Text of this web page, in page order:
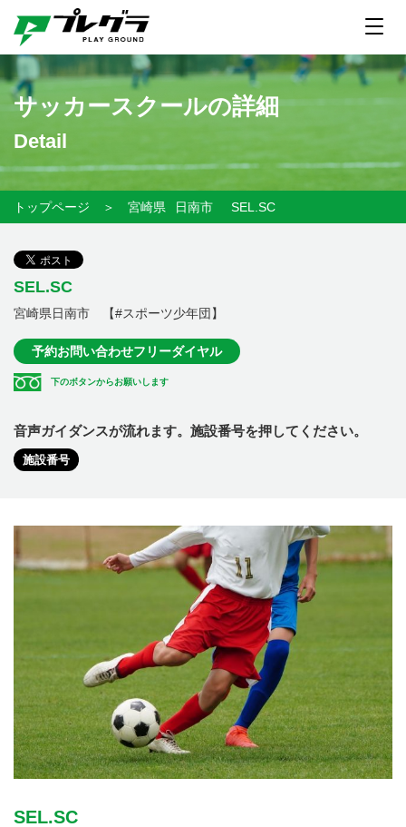
サッカースクールの詳細
Detail
トップページ ＞ 宮崎県 日南市 SEL.SC
SEL.SC
宮崎県日南市 【#スポーツ少年団】
予約お問い合わせフリーダイヤル
下のボタンからお願いします
音声ガイダンスが流れます。施設番号を押してください。
施設番号
SEL.SC